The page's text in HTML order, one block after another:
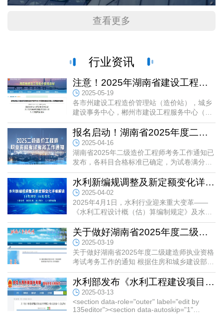
点击查看视频介绍
准和编制规定，保持同步更新，数据来源安全规范。
02快速上手
不同行业模块的操作基本一致，界面清晰，功能便
捷，学习成本低，对智多星老用户尤其友好。
03灵活配置
模块和参数设置灵活，支持定制开发，可按需采购，
企事业单位成功交付应用。
04智能高效
支持清单计价和定额计价两种模式；具备智能导入、
智能共享、智能计算等特色功能，大幅提升工作效
率。
功能亮点
01 费率设置，科学合理
①采用“费率条件→费率值→特项费率值”布局，解决
组合条件决定费率取值问题；
查看更多
行业资讯
注意！2025年湖南省建设工程人工费指数发布，6月1日起执行！
2025-05-19
各市州建设工程造价管理站（造价站），城乡
建设事务中心，郴州市建设工程服务中心（市
建设工程造价站），邵阳市建设工程质量安全
监督和造价站，各有关单位：...
报名启动！湖南省2025年度二级造价工程师职业资格考试考务工作通知
2025-04-16
湖南省2025年二级造价工程师考务工作通知已
发布，各科目合格标准已确定，为试卷满分的
60％，以下是报考时间安排：✍报名时间：4
月14日9:00－4月23日17:00✍缴...
水利新编规调整及新定额变化详细解读！智多星软件同步升级，全面...
2025-04-02
2025年4月1日，水利行业迎来重大变革——
《水利工程设计概（估）算编制规定》及水利
工程系列定额（水总[2024]323号）正式实
施！对比《水利工程设计概（估）算...
关于做好湖南省2025年度二级建造师执业资格考试考务工作的通知
2025-03-19
关于做好湖南省2025年度二级建造师执业资格
考试考务工作的通知 根据住房和城乡建设部执
业资格注册中心《关于提供2025年度二级建造
师执业资格考试有关服务的...
水利部发布《水利工程建设项目质量管理规范（征求意见稿）》
2025-03-13
<section data-role="outer" label="edit by
135editor"><section data-autoskip="1"